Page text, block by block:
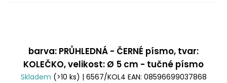
barva: PRŮHLEDNÁ - ČERNÉ písmo, tvar:
KOLEČKO, velikost: Ø 5 cm - tučné písmo
Skladem (>10 ks) | 6567/KOL4 EAN: 08596699037868